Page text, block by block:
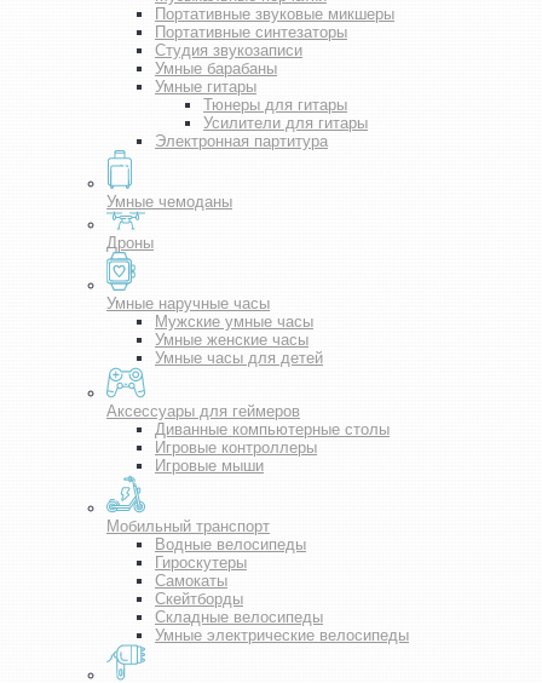
Портативные звуковые микшеры
Портативные синтезаторы
Студия звукозаписи
Умные барабаны
Умные гитары
Тюнеры для гитары
Усилители для гитары
Электронная партитура
Умные чемоданы
Дроны
Умные наручные часы
Мужские умные часы
Умные женские часы
Умные часы для детей
Аксессуары для геймеров
Диванные компьютерные столы
Игровые контроллеры
Игровые мыши
Мобильный транспорт
Водные велосипеды
Гироскутеры
Самокаты
Скейтборды
Складные велосипеды
Умные электрические велосипеды